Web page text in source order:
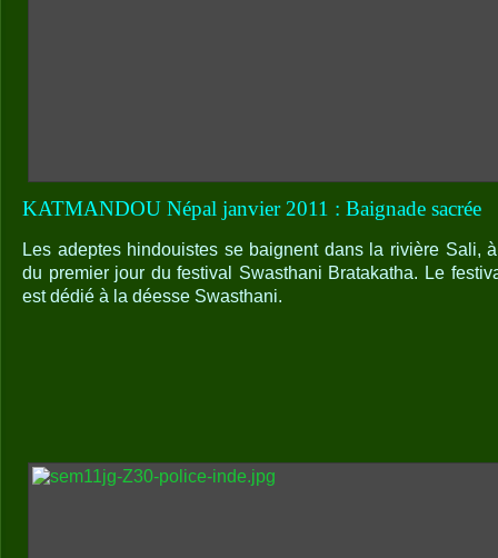
KATMANDOU Népal janvier 2011 : Baignade sacrée
Les adeptes hindouistes se baignent dans la rivière Sali,
du premier jour du festival Swasthani Bratakatha. Le
est dédié à la déesse Swasthani.